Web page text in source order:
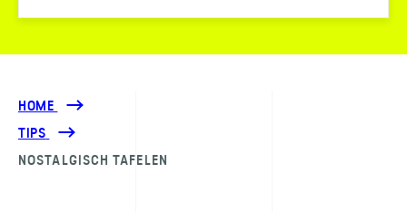
HOME
TIPS
NOSTALGISCH TAFELEN